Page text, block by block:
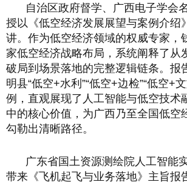
自治区政府督学、广西电子学会
授以《低空经济发展展望与案例介绍
讲。作为低空经济领域的权威专家，
家低空经济战略布局，系统阐释了从
破局到场景落地的完整逻辑链条。报
明县“低空+水利”“低空+边检”“低空+
例，直观展现了人工智能与低空技术
中的核心价值，为广西乃至全国低空
勾勒出清晰路径。
广东省国土资源测绘院人工智能
带来《飞机起飞与业务落地》主旨报